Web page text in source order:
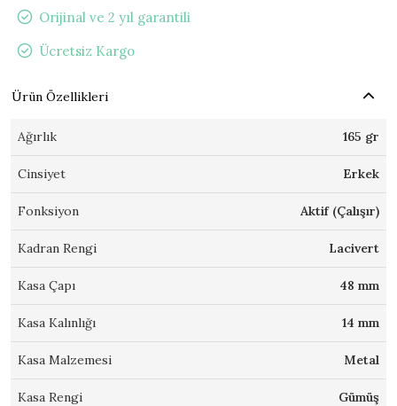
Orijinal ve 2 yıl garantili
Ücretsiz Kargo
Ürün Özellikleri
Ağırlık 165 gr
Cinsiyet Erkek
Fonksiyon Aktif (Çalışır)
Kadran Rengi Lacivert
Kasa Çapı 48 mm
Kasa Kalınlığı 14 mm
Kasa Malzemesi Metal
Kasa Rengi Gümüş